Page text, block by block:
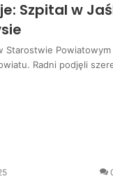
Szpital w
Starostwie
Radni podjęli